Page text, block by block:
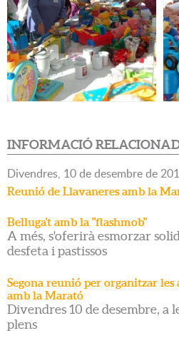
INFORMACIÓ
Divendres, 10dedesembrede
Reunió de Llavaneres amb la
Belluga't amb la "flashmob"
A més, s'oferirà esmorzar
desfeta i pastissos
Segona reunió per organitzar
amb la Marató
Divendres 10 de desembre, a
plens